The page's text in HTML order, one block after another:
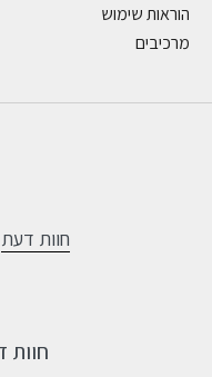
הוראות שימוש
מרכיבים
חוות דעת
חוות